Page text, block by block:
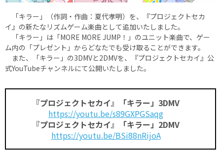
「キラー」（作詞・作曲：夏代孝明）を、『プロジェクトセカ
イ』の新たなリズムゲーム楽曲として追加いたしました。
「キラー」は「MORE MORE JUMP！」のユニット楽曲で、ゲー
ム内の「プレゼント」からどなたでも受け取ることができます。
また、「キラー」の3DMVと2DMVを、『プロジェクトセカイ』公
式YouTubeチャンネルにて公開いたしました。
『プロジェクトセカイ』「キラー」3DMV
https://youtu.be/s89GXPGSaqg
『プロジェクトセカイ』「キラー」2DMV
https://youtu.be/BSi88nRijoA